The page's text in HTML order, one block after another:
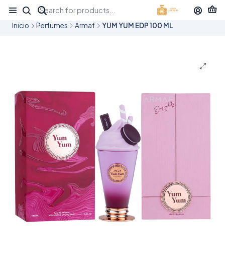
¡APROVECHA NUESTRAS OFERTAS EN TUBBEES ESTE DÍA DEL NIÑO!
Inicio Perfumes Armaf YUM YUM EDP 100 ML